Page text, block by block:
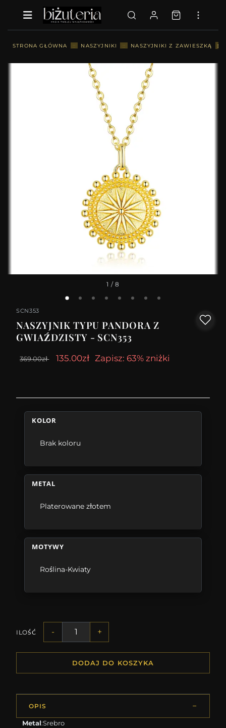
STRONA GŁÓWNA :: NASZYJNIKI :: NASZYJNIKI Z ZAWIESZKĄ ::
1 / 8
SCN353
NASZYJNIK TYPU PANDORA Z
GWIAŹDZISTY - SCN353
369.00zł 135.00zł Zapisz: 63% zniżki
KOLOR
Brak koloru
METAL
Platerowane złotem
MOTYWY
Roślina-Kwiaty
ILOŚĆ - +
DODAJ DO KOSZYKA
OPIS
Metal:Srebro